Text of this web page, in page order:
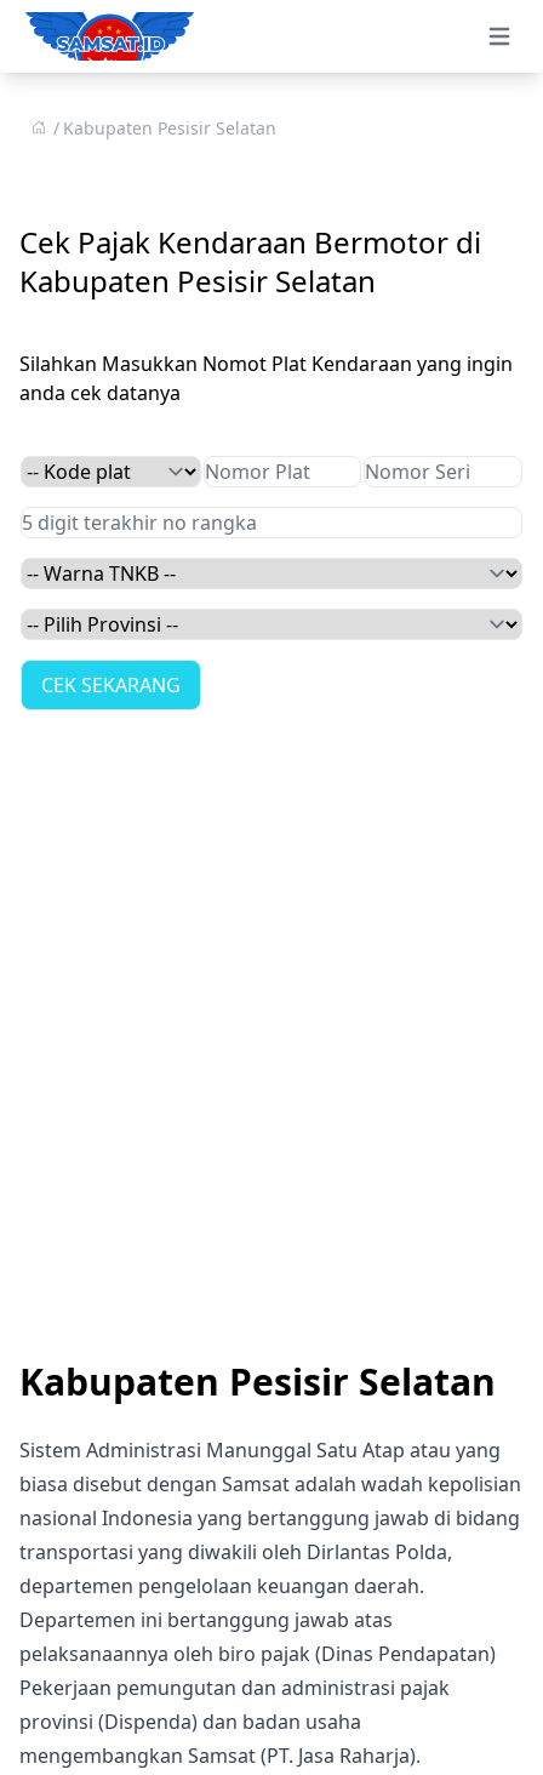
Open
Kabupaten Pesisir Selatan
Cek Pajak Kendaraan Bermotor di
Kabupaten Pesisir Selatan
Silahkan Masukkan Nomot Plat Kendaraan yang ingin
anda cek datanya
Kabupaten Pesisir Selatan
Sistem Administrasi Manunggal Satu Atap atau yang
biasa disebut dengan Samsat adalah wadah kepolisian
nasional Indonesia yang bertanggung jawab di bidang
transportasi yang diwakili oleh Dirlantas Polda,
departemen pengelolaan keuangan daerah.
Departemen ini bertanggung jawab atas
pelaksanaannya oleh biro pajak (Dinas Pendapatan)
Pekerjaan pemungutan dan administrasi pajak
provinsi (Dispenda) dan badan usaha
mengembangkan Samsat (PT. Jasa Raharja).